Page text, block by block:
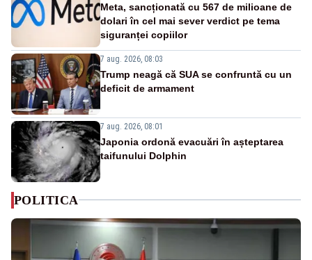
Meta, sancționată cu 567 de milioane de
dolari în cel mai sever verdict pe tema
siguranței copiilor
7 aug. 2026, 08:03
Trump neagă că SUA se confruntă cu un
deficit de armament
7 aug. 2026, 08:01
Japonia ordonă evacuări în așteptarea
taifunului Dolphin
POLITICA